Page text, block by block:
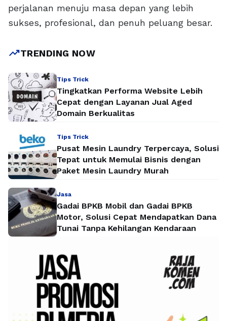
perjalanan menuju masa depan yang lebih
sukses, profesional, dan penuh peluang besar.
trending_upTRENDING NOW
Tips Trick
Tingkatkan Performa Website Lebih
Cepat dengan Layanan Jual Aged
Domain Berkualitas
Tips Trick
Pusat Mesin Laundry Terpercaya, Solusi
Tepat untuk Memulai Bisnis dengan
Paket Mesin Laundry Murah
Jasa
Gadai BPKB Mobil dan Gadai BPKB
Motor, Solusi Cepat Mendapatkan Dana
Tunai Tanpa Kehilangan Kendaraan